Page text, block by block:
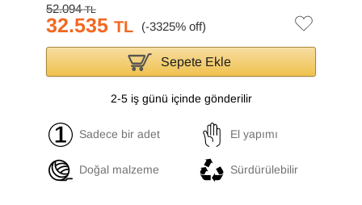
52.094TL
32.535 TL
Sepete Ekle
2-5 iş günü içinde gönderilir
Sadece bir adet El yapımı
Doğal malzeme Sürdürülebilir